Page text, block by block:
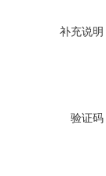
补充说明
验证码